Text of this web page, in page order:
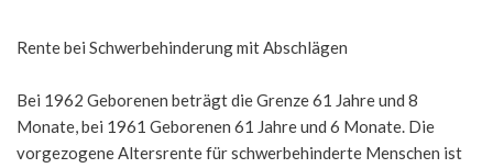
Rente bei Schwerbehinderung mit Abschlägen
Bei 1962 Geborenen beträgt die Grenze 61 Jahre und 8
Monate, bei 1961 Geborenen 61 Jahre und 6 Monate. Die
vorgezogene Altersrente für schwerbehinderte Menschen ist